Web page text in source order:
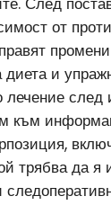
от
и
след
към
трябва да я